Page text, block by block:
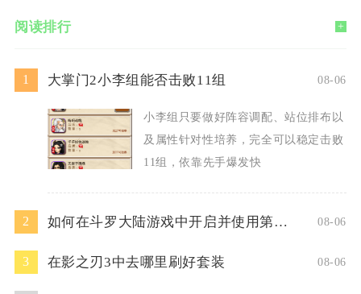
阅读排行 +
1 大掌门2小李组能否击败11组 08-06
小李组只要做好阵容调配、站位排布以
及属性针对性培养，完全可以稳定击败
11组，依靠先手爆发快
2 如何在斗罗大陆游戏中开启并使用第二魂技 08-06
3 在影之刃3中去哪里刷好套装 08-06